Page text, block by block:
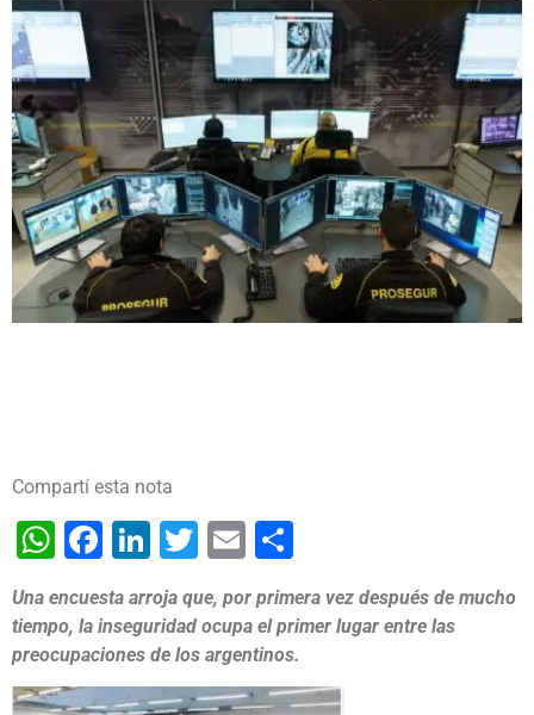
Compartí esta nota
WhatsApp
Facebook
LinkedIn
Twitter
Email
Una encuesta arroja que, por primera vez después de mucho
tiempo, la inseguridad ocupa el primer lugar entre las
preocupaciones de los argentinos.